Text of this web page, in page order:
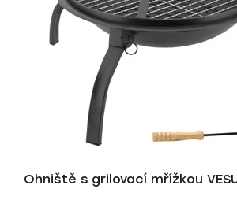
Ohniště s grilovací mřížkou